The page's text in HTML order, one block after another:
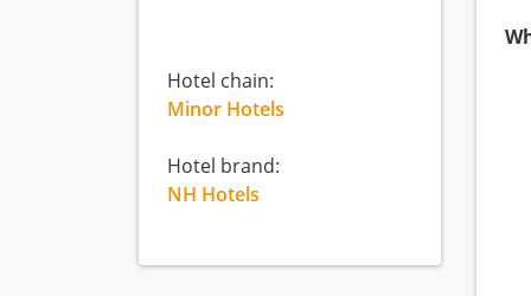
Hotel chain:
Minor Hotels
Hotel brand:
NH Hotels